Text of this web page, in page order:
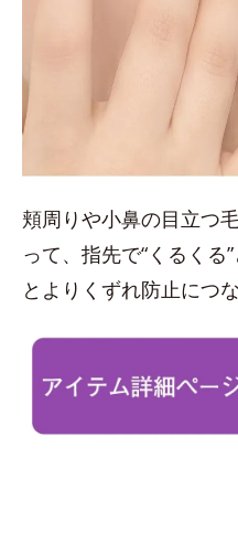
頬周りや小鼻の目立つ
って、指先で“くるくる
とよりくずれ防止につ